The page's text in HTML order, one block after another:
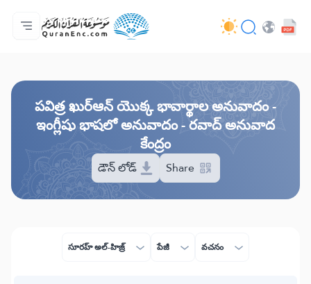
ప్రధాన పేజీ
అనువాదాల విషయసూచిక
Audio
డెవలపర్ల సేవలు - API
ప్రాజెక్ట్ గురించి
మమ్ముల్ని సంప్రదించండి
భాష
పవిత్ర ఖుర్ఆన్ యొక్క భావార్థాల అనువాదం -
ఇంగ్లీషు భాషలో అనువాదం - రవాద్ అనువాద
కేంద్రం
డౌన్ లోడ్ Share
సూరహ్ అల్-హిజ్ర్ పేజీ వచనం